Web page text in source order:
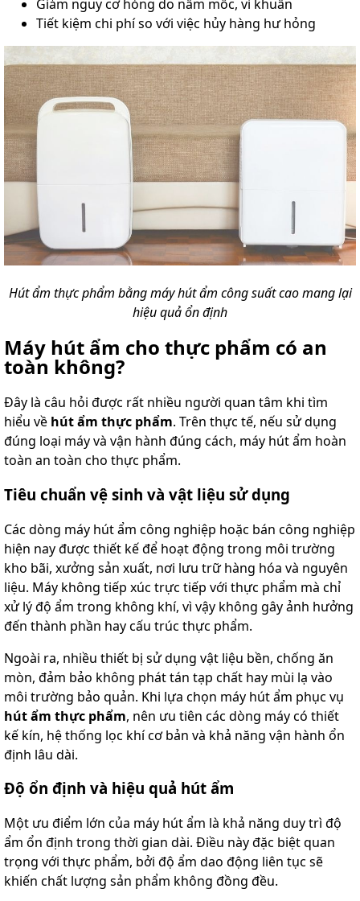
Giảm nguy cơ hỏng do nấm mốc, vi khuẩn
Tiết kiệm chi phí so với việc hủy hàng hư hỏng
Hút ẩm thực phẩm bằng máy hút ẩm công suất cao mang lại
hiệu quả ổn định
Máy hút ẩm cho thực phẩm có an
toàn không?
Đây là câu hỏi được rất nhiều người quan tâm khi tìm
hiểu về hút ẩm thực phẩm. Trên thực tế, nếu sử dụng
đúng loại máy và vận hành đúng cách, máy hút ẩm hoàn
toàn an toàn cho thực phẩm.
Tiêu chuẩn vệ sinh và vật liệu sử dụng
Các dòng máy hút ẩm công nghiệp hoặc bán công nghiệp
hiện nay được thiết kế để hoạt động trong môi trường
kho bãi, xưởng sản xuất, nơi lưu trữ hàng hóa và nguyên
liệu. Máy không tiếp xúc trực tiếp với thực phẩm mà chỉ
xử lý độ ẩm trong không khí, vì vậy không gây ảnh hưởng
đến thành phần hay cấu trúc thực phẩm.
Ngoài ra, nhiều thiết bị sử dụng vật liệu bền, chống ăn
mòn, đảm bảo không phát tán tạp chất hay mùi lạ vào
môi trường bảo quản. Khi lựa chọn máy hút ẩm phục vụ
hút ẩm thực phẩm, nên ưu tiên các dòng máy có thiết
kế kín, hệ thống lọc khí cơ bản và khả năng vận hành ổn
định lâu dài.
Độ ổn định và hiệu quả hút ẩm
Một ưu điểm lớn của máy hút ẩm là khả năng duy trì độ
ẩm ổn định trong thời gian dài. Điều này đặc biệt quan
trọng với thực phẩm, bởi độ ẩm dao động liên tục sẽ
khiến chất lượng sản phẩm không đồng đều.